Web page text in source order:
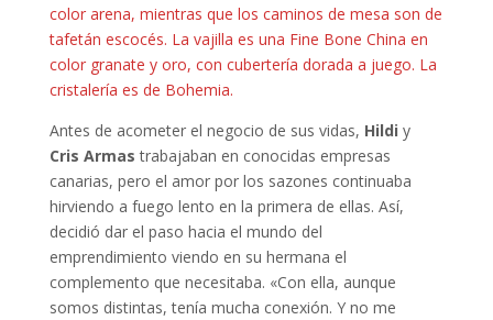
color arena, mientras que los caminos de mesa son de
tafetán escocés. La vajilla es una Fine Bone China en
color granate y oro, con cubertería dorada a juego. La
cristalería es de Bohemia.
Antes de acometer el negocio de sus vidas, Hildi y
Cris Armas trabajaban en conocidas empresas
canarias, pero el amor por los sazones continuaba
hirviendo a fuego lento en la primera de ellas. Así,
decidió dar el paso hacia el mundo del
emprendimiento viendo en su hermana el
complemento que necesitaba. «Con ella, aunque
somos distintas, tenía mucha conexión. Y no me